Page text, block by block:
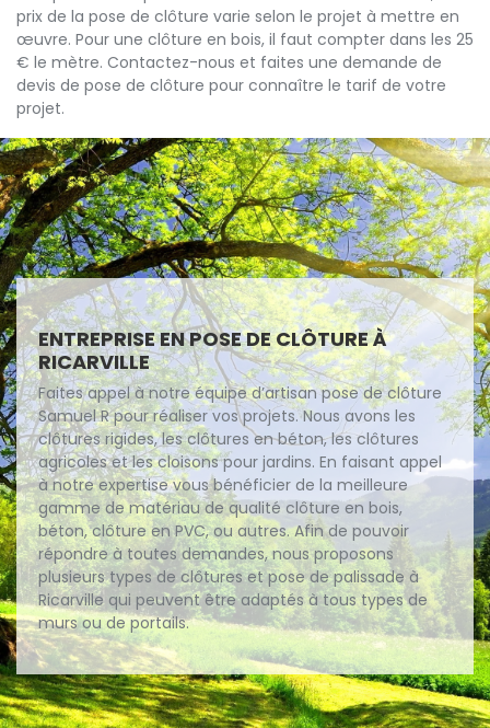
prix de la pose de clôture varie selon le projet à mettre en
œuvre. Pour une clôture en bois, il faut compter dans les 25
€ le mètre. Contactez-nous et faites une demande de
devis de pose de clôture pour connaître le tarif de votre
projet.
ENTREPRISE EN POSE DE CLÔTURE À
RICARVILLE
Faites appel à notre équipe d’artisan pose de clôture
Samuel R pour réaliser vos projets. Nous avons les
clôtures rigides, les clôtures en béton, les clôtures
agricoles et les cloisons pour jardins. En faisant appel
à notre expertise vous bénéficier de la meilleure
gamme de matériau de qualité clôture en bois,
béton, clôture en PVC, ou autres. Afin de pouvoir
répondre à toutes demandes, nous proposons
plusieurs types de clôtures et pose de palissade à
Ricarville qui peuvent être adaptés à tous types de
murs ou de portails.